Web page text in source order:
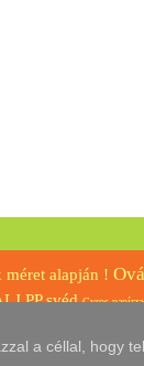
méret alapján !
PP svéd Gyros
a céllal, hogy